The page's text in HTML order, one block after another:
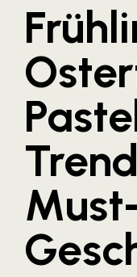
Meldungen
AKTUELLES
ACO
ALEX Krems
Amazon
Artweger
AustroCel
Blaguss